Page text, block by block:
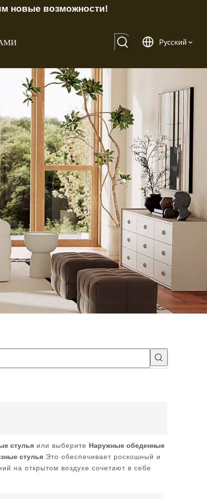
новые возможности!
Pусский
стулья или выберите Наружные обеденные
стульяЭто обеспечивает роскошный и
на открытом воздухе сочетают в себе